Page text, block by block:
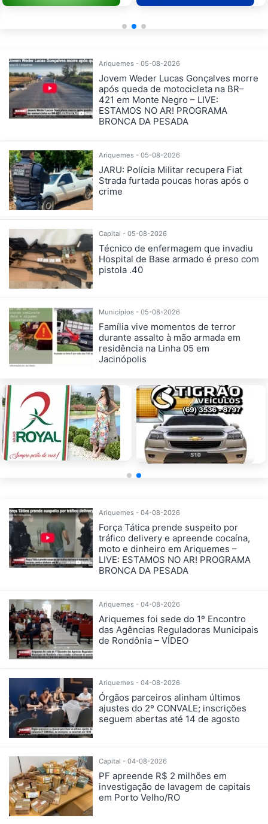
Ariquemes - 05-08-2026
Jovem Weder Lucas Gonçalves morre
após queda de motocicleta na BR–
421 em Monte Negro – LIVE:
ESTAMOS NO AR! PROGRAMA
BRONCA DA PESADA
Ariquemes - 05-08-2026
JARU: Polícia Militar recupera Fiat
Strada furtada poucas horas após o
crime
Capital - 05-08-2026
Técnico de enfermagem que invadiu
Hospital de Base armado é preso com
pistola .40
Municípios - 05-08-2026
Família vive momentos de terror
durante assalto à mão armada em
residência na Linha 05 em
Jacinópolis
Ariquemes - 04-08-2026
Força Tática prende suspeito por
tráfico delivery e apreende cocaína,
moto e dinheiro em Ariquemes –
LIVE: ESTAMOS NO AR! PROGRAMA
BRONCA DA PESADA
Ariquemes - 04-08-2026
Ariquemes foi sede do 1º Encontro
das Agências Reguladoras Municipais
de Rondônia – VÍDEO
Ariquemes - 04-08-2026
Órgãos parceiros alinham últimos
ajustes do 2º CONVALE; inscrições
seguem abertas até 14 de agosto
Capital - 04-08-2026
PF apreende R$ 2 milhões em
investigação de lavagem de capitais
em Porto Velho/RO